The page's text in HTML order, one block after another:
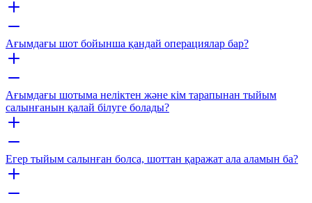
Ағымдағы шот бойынша қандай операциялар бар?
Ағымдағы шотыма неліктен және кім тарапынан тыйым
салынғанын қалай білуге ​​болады?
Егер тыйым салынған болса, шоттан қаражат ала аламын ба?